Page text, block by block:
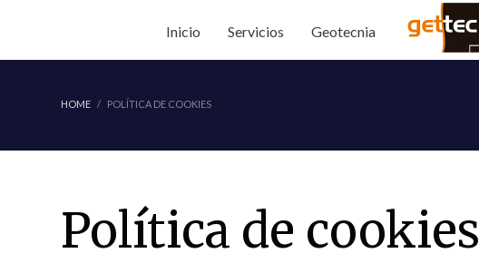
Inicio Servicios Geotecnia
HOME POLÍTICA DE COOKIES
Política de cookies